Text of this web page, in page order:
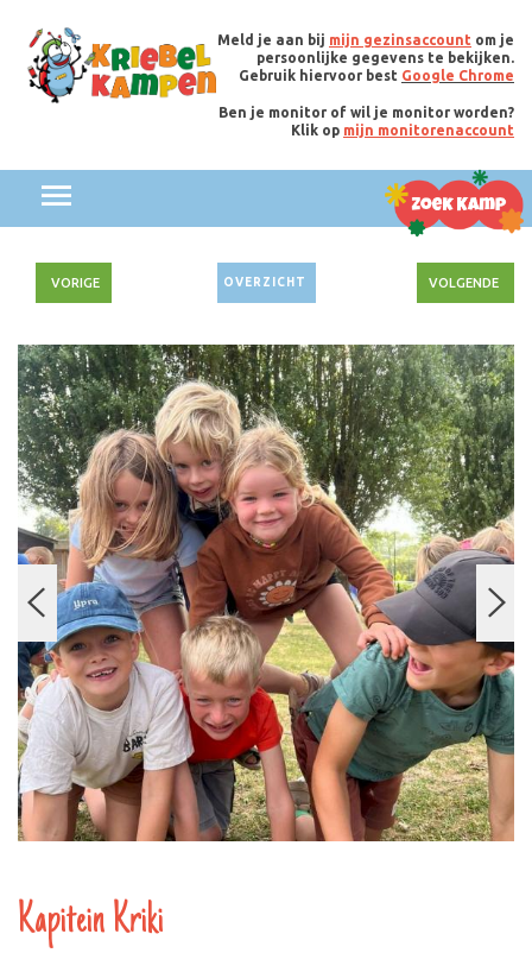
Meld je aan bij mijn gezinsaccount om je
persoonlijke gegevens te bekijken.
Gebruik hiervoor best Google Chrome
Ben je monitor of wil je monitor worden?
Klik op mijn monitorenaccount
VORIGE VOLGENDE
OVERZICHT
Kapitein Kriki